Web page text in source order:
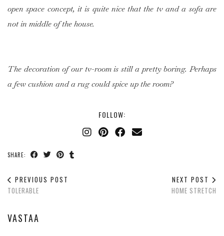
open space concept, it is quite nice that the tv and a sofa are
not in middle of the house.
The decoration of our tv-room is still a pretty boring. Perhaps
a few cushion and a rug could spice up the room?
FOLLOW:
SHARE:
PREVIOUS POST
TOLERABLE
NEXT POST
HOME STRETCH
VASTAA